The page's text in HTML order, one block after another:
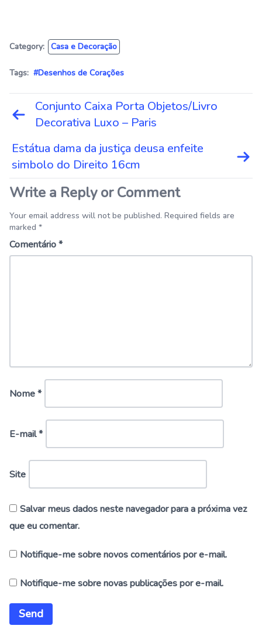
Category: Casa e Decoração
Tags: #Desenhos de Corações
Navegação
de
Conjunto Caixa Porta Objetos/Livro
Decorativa Luxo – Paris
Estátua dama da justiça deusa enfeite
simbolo do Direito 16cm
Write a Reply or Comment
Your email address will not be published. Required fields are
marked *
Comentário*
Nome*
E-mail*
Site
Salvar meus dados neste navegador para a próxima vez
que eu comentar.
Notifique-me sobre novos comentários por e-mail.
Notifique-me sobre novas publicações por e-mail.